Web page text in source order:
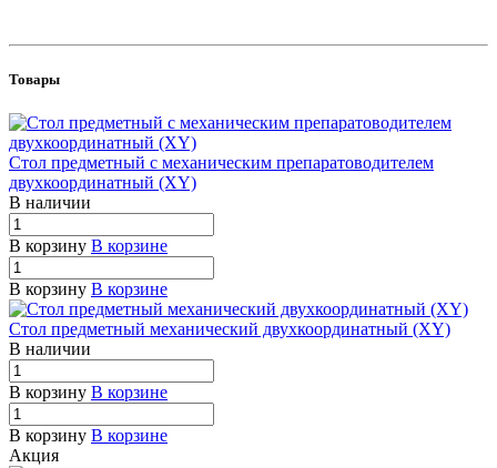
Товары
Стол предметный с механическим препаратоводителем
двухкоординатный (XY)
В наличии
В корзину В корзине
В корзину В корзине
Стол предметный механический двухкоординатный (XY)
В наличии
В корзину В корзине
В корзину В корзине
Акция